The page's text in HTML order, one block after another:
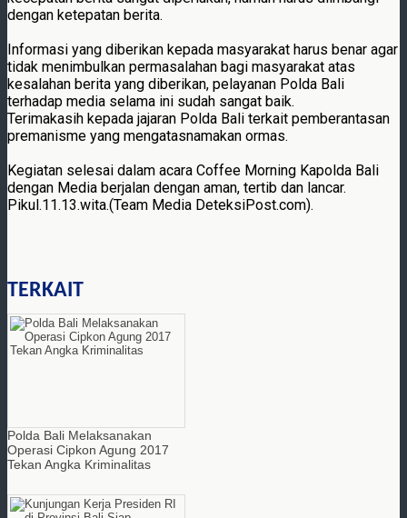
dengan ketepatan berita.
Informasi yang diberikan kepada masyarakat harus benar agar
tidak menimbulkan permasalahan bagi masyarakat atas
kesalahan berita yang diberikan, pelayanan Polda Bali
terhadap media selama ini sudah sangat baik.
Terimakasih kepada jajaran Polda Bali terkait pemberantasan
premanisme yang mengatasnamakan ormas.
Kegiatan selesai dalam acara Coffee Morning Kapolda Bali
dengan Media berjalan dengan aman, tertib dan lancar.
Pikul.11.13.wita.(Team Media DeteksiPost.com).
TERKAIT
Polda Bali Melaksanakan
Operasi Cipkon Agung 2017
Tekan Angka Kriminalitas